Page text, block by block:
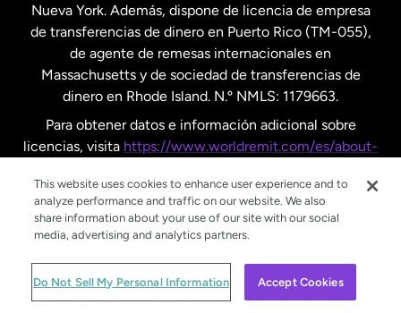
Nueva York. Además, dispone de licencia de empresa
de transferencias de dinero en Puerto Rico (TM-055),
de agente de remesas internacionales en
Massachusetts y de sociedad de transferencias de
dinero en Rhode Island. N.º NMLS: 1179663.
Para obtener datos e información adicional sobre
licencias, visita https://www.worldremit.com/es/about-
© WorldRemit 2024
This website uses cookies to enhance user experience and to
analyze performance and traffic on our website. We also
share information about your use of our site with our social
media, advertising and analytics partners.
Do Not Sell My Personal Information Accept Cookies